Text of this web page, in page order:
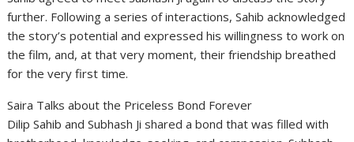
further. Following a series of interactions, Sahib acknowledged
the story’s potential and expressed his willingness to work on
the film, and, at that very moment, their friendship breathed
for the very first time.
Saira Talks about the Priceless Bond Forever
Dilip Sahib and Subhash Ji shared a bond that was filled with